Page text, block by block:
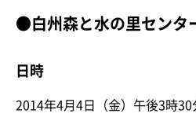
●白州森と水の里センタ
日時
2014年4月4日（金）午後3時30